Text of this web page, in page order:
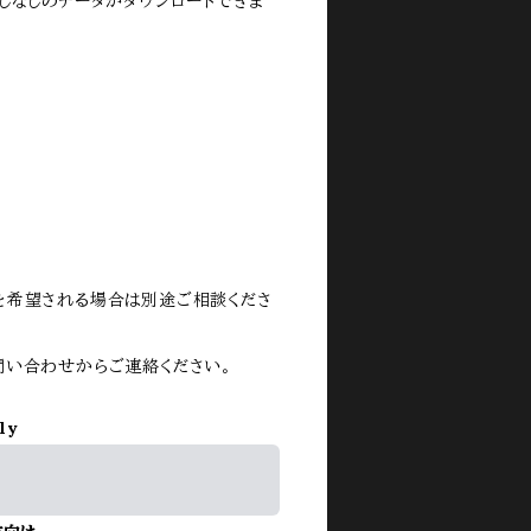
望される場合は別途ご相談くださ
合わせからご連絡ください。